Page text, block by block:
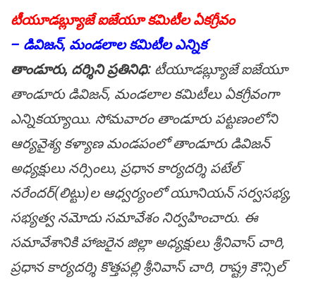
టీయూడ‌బ్ల్యూజే ఐజేయూ క‌మిటీల ఏక‌గ్రీవం
– డివిజ‌న్, మండ‌లాల క‌మిటీల ఎన్నిక‌
తాండూరు, ద‌ర్శిని ప్ర‌తినిధి: టీయూడ‌బ్ల్యూజే ఐజేయూ
తాండూరు డివిజ‌న్, మండ‌లాల క‌మిటీలు ఏక‌గ్రీవంగా
ఎన్నిక‌య్యాయి. సోమ‌వారం తాండూరు ప‌ట్ట‌ణంలోని
ఆర్య‌వైశ్య క‌ళ్యాణ మండ‌పంలో తాండూరు డివిజ‌న్
అధ్య‌క్షులు న‌ర్సింలు, ప్ర‌ధాన కార్య‌ద‌ర్శి ప‌టేల్
న‌రేంద‌ర్(లిట్టు)ల ఆధ్వ‌ర్యంలో యూనియ‌న్ స‌ర్వ‌స‌భ్య‌,
సభ్య‌త్వ న‌మోదు స‌మావేశం నిర్వ‌హించారు. ఈ
స‌మావేశానికి హాజ‌రైన జిల్లా అధ్య‌క్షులు శ్రీ‌నివాస్ చారి,
ప్ర‌ధాన కార్య‌ద‌ర్శి కొత్త‌ప‌ల్లి శ్రీ‌నివాస్ చారి, రాష్ట్ర కౌన్సిల్